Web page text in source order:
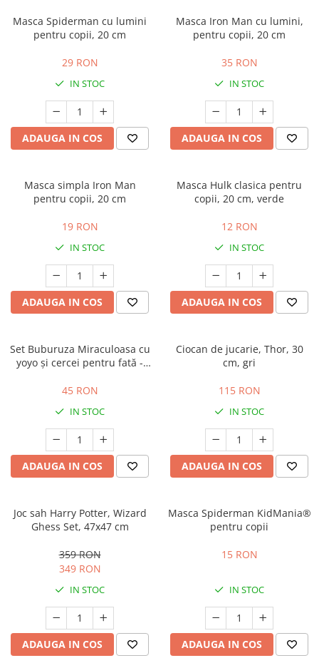
Costume Vrajitoare Copii
Costume pentru Halloween
Costume Populare
Pinata petreceri
Masca Spiderman cu lumini
pentru copii, 20 cm
29 RON
IN STOC
ADAUGA IN COS
Masca Iron Man cu lumini,
pentru copii, 20 cm
35 RON
IN STOC
ADAUGA IN COS
Masca simpla Iron Man
pentru copii, 20 cm
19 RON
IN STOC
ADAUGA IN COS
Masca Hulk clasica pentru
copii, 20 cm, verde
12 RON
IN STOC
ADAUGA IN COS
Set Buburuza Miraculoasa cu
yoyo și cercei pentru fată -
45 RON
IN STOC
ADAUGA IN COS
Ciocan de jucarie, Thor, 30
cm, gri
115 RON
IN STOC
ADAUGA IN COS
Joc sah Harry Potter, Wizard
Ghess Set, 47x47 cm
359 RON
349 RON
IN STOC
ADAUGA IN COS
Masca Spiderman KidMania®
pentru copii
15 RON
IN STOC
ADAUGA IN COS